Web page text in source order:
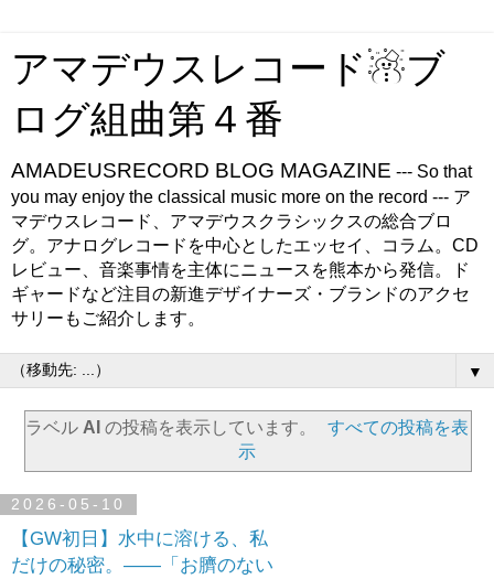
アマデウスレコード☃ブ
ログ組曲第４番
AMADEUSRECORD BLOG MAGAZINE --- So that
you may enjoy the classical music more on the record --- ア
マデウスレコード、アマデウスクラシックスの総合ブロ
グ。アナログレコードを中心としたエッセイ、コラム。CD
レビュー、音楽事情を主体にニュースを熊本から発信。ド
ギャードなど注目の新進デザイナーズ・ブランドのアクセ
サリーもご紹介します。
▼
ラベル AI の投稿を表示しています。
すべての投稿を表
示
2026-05-10
【GW初日】水中に溶ける、私
だけの秘密。――「お臍のない